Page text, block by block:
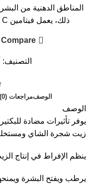
المناطق الدهنية من
ذلك، يعمل فيتامين C على تفتيح فرط التصبغ قليلاً.
Compare
التصنيف:
الوصفمراجعات (0)
الوصف
يوفر تأثيرات مضادة
زيت شجرة الشاي
ينظم الإفراط في إنتاج
يرطب ويفتح البشرة